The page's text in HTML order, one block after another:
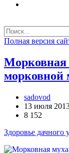
Полная версия
морковной
sadovod
13 июля
8 152
Здоровье дачного